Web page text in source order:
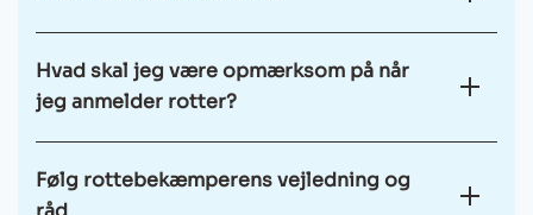
Hvad skal jeg være opmærksom på når
jeg anmelder rotter?
Følg rottebekæmperens vejledning og